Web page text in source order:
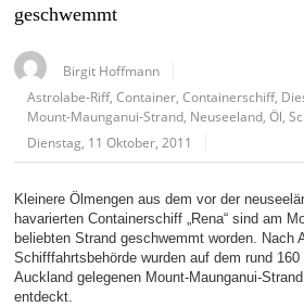
geschwemmt
Birgit Hoffmann
Astrolabe-Riff,Container ,Containerschiff,
Mount-Maunganui-Strand Neuseeland ,Öl ,
Dienstag, 11 Oktober, 2011
Kleinere Ölmengen aus dem vor der
havarierten Containerschiff „Rena“ sind am
beliebten Strand geschwemmt worden. Nach
Schifffahrtsbehörde wurden auf dem rund
Auckland gelegenen Mount-Maunganui-
entdeckt.